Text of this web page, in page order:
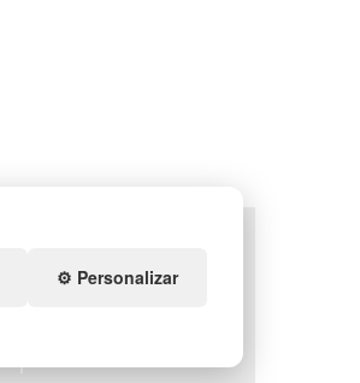
ARTÍCULOS DE NATACIÓN
⚙️ Personalizar